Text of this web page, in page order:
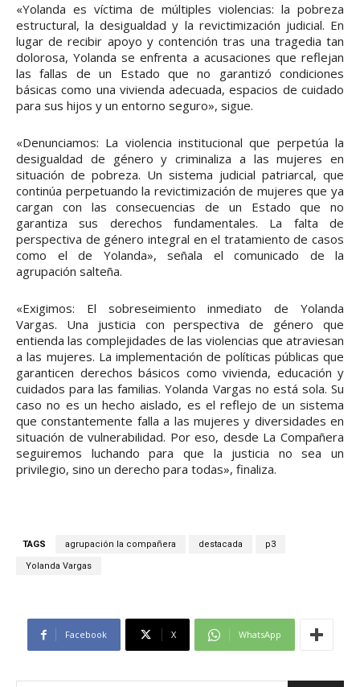
«Yolanda es víctima de múltiples violencias: la pobreza
estructural, la desigualdad y la revictimización judicial. En
lugar de recibir apoyo y contención tras una tragedia tan
dolorosa, Yolanda se enfrenta a acusaciones que reflejan
las fallas de un Estado que no garantizó condiciones
básicas como una vivienda adecuada, espacios de cuidado
para sus hijos y un entorno seguro», sigue.
«Denunciamos: La violencia institucional que perpetúa la
desigualdad de género y criminaliza a las mujeres en
situación de pobreza. Un sistema judicial patriarcal, que
continúa perpetuando la revictimización de mujeres que ya
cargan con las consecuencias de un Estado que no
garantiza sus derechos fundamentales. La falta de
perspectiva de género integral en el tratamiento de casos
como el de Yolanda», señala el comunicado de la
agrupación salteña.
«Exigimos: El sobreseimiento inmediato de Yolanda
Vargas. Una justicia con perspectiva de género que
entienda las complejidades de las violencias que atraviesan
a las mujeres. La implementación de políticas públicas que
garanticen derechos básicos como vivienda, educación y
cuidados para las familias. Yolanda Vargas no está sola. Su
caso no es un hecho aislado, es el reflejo de un sistema
que constantemente falla a las mujeres y diversidades en
situación de vulnerabilidad. Por eso, desde La Compañera
seguiremos luchando para que la justicia no sea un
privilegio, sino un derecho para todas», finaliza.
TAGS agrupación la compañera destacada p3
Yolanda Vargas
Facebook X WhatsApp